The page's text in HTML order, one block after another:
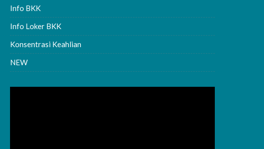
Info BKK
Info Loker BKK
Konsentrasi Keahlian
NEW